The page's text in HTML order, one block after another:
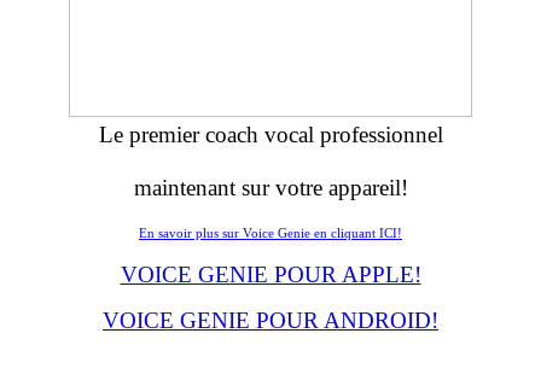
Le premier coach vocal professionnel
maintenant sur votre appareil!
En savoir plus sur Voice Genie en cliquant ICI!
VOICE GENIE POUR APPLE!
VOICE GENIE POUR ANDROID!